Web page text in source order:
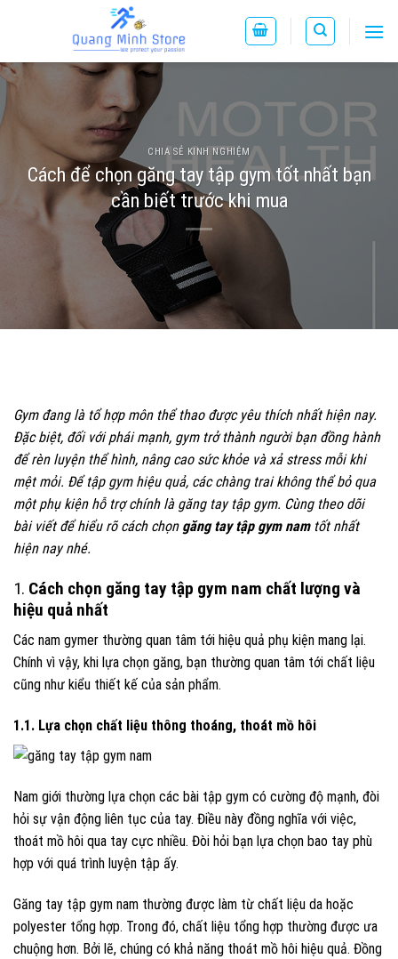
CHIA SẺ KINH NGHIỆM
Cách để chọn găng tay tập gym tốt nhất bạn
cần biết trước khi mua
Gym đang là tổ hợp môn thể thao được yêu thích nhất hiện nay.
Đặc biệt, đối với phái mạnh, gym trở thành người bạn đồng hành
để rèn luyện thể hình, nâng cao sức khỏe và xả stress mỗi khi
mệt mỏi. Để tập gym hiệu quả, các chàng trai không thể bỏ qua
một phụ kiện hỗ trợ chính là găng tay tập gym. Cùng theo dõi
bài viết để hiểu rõ cách chọngăng tay tập gym namtốt nhất
hiện nay nhé.
1. Cách chọn găng tay tập gym nam chất lượng và
hiệu quả nhất
Các nam gymer thường quan tâm tới hiệu quả phụ kiện mang lại.
Chính vì vậy, khi lựa chọn găng, bạn thường quan tâm tới chất liệu
cũng như kiểu thiết kế của sản phẩm.
1.1. Lựa chọn chất liệu thông thoáng, thoát mồ hôi
Nam giới thường lựa chọn các bài tập gym có cường độ mạnh, đòi
hỏi sự vận động liên tục của tay. Điều này đồng nghĩa với việc,
thoát mồ hôi qua tay cực nhiều. Đòi hỏi bạn lựa chọn bao tay phù
hợp với quá trình luyện tập ấy.
Găng tay tập gym nam thường được làm từ chất liệu da hoặc
polyester tổng hợp. Trong đó, chất liệu tổng hợp thường được ưa
chuộng hơn. Bởi lẽ, chúng có khả năng thoát mồ hôi hiệu quả. Đồng